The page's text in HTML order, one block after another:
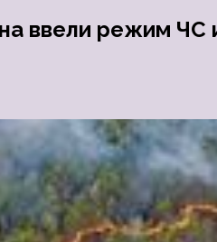
ввели режим